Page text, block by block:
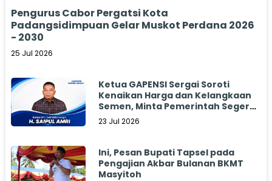
Pengurus Cabor Pergatsi Kota
Padangsidimpuan Gelar Muskot Perdana 2026
- 2030
25 Jul 2026
Ketua GAPENSI Sergai Soroti
Kenaikan Harga dan Kelangkaan
Semen, Minta Pemerintah Segera
Bertindak
23 Jul 2026
Ini, Pesan Bupati Tapsel pada
Pengajian Akbar Bulanan BKMT
Masyitoh